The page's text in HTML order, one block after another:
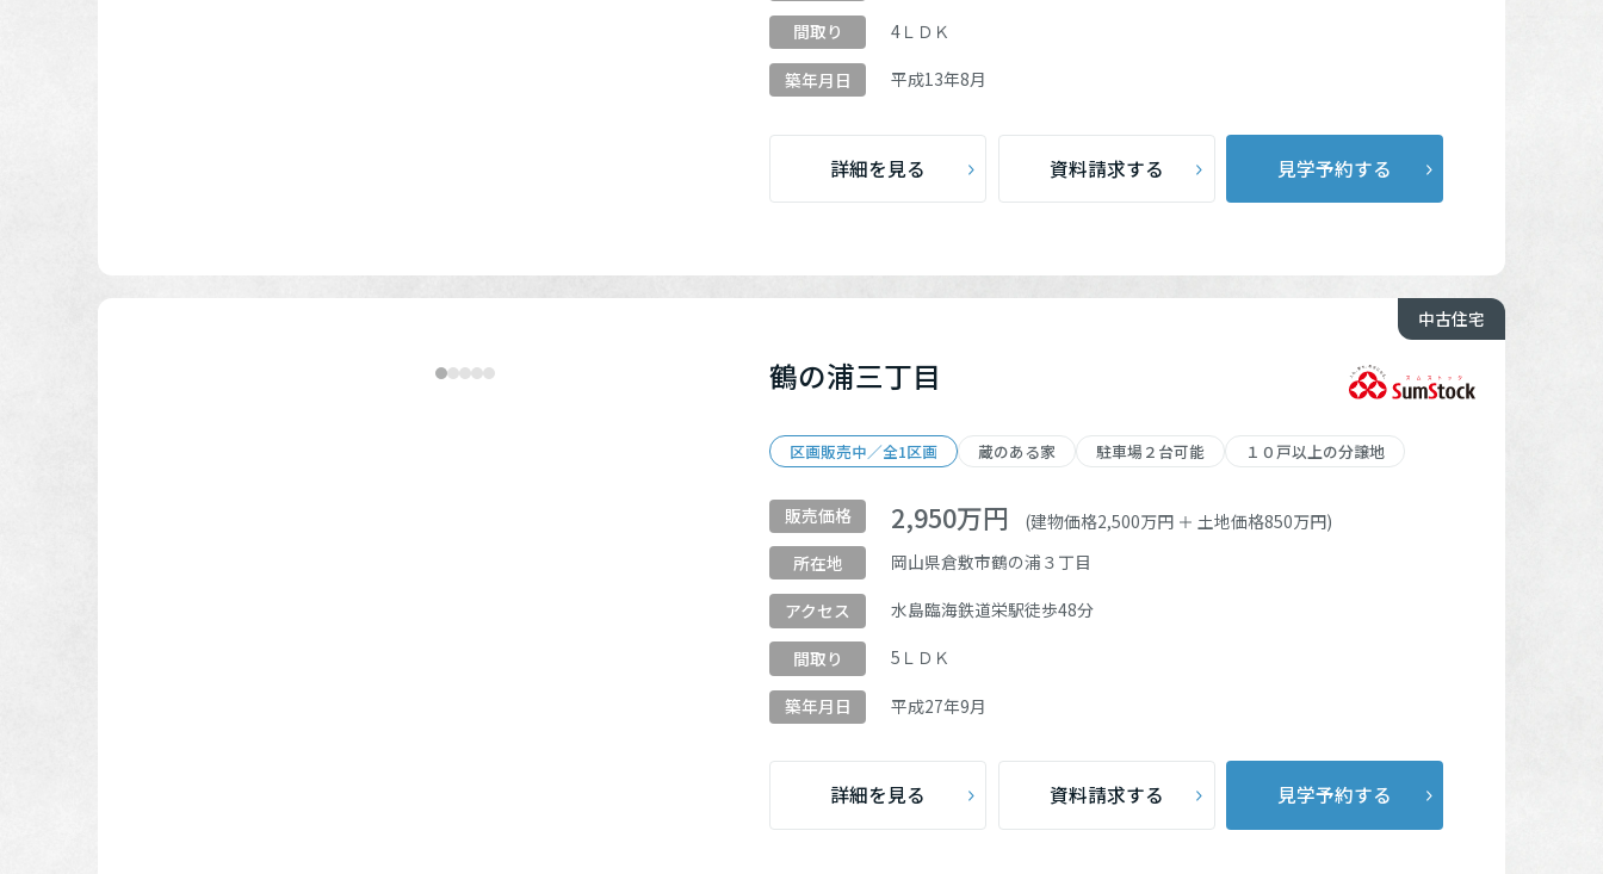
間取り 4ＬＤＫ
築年月日 平成13年8月
詳細を見る 資料請求する 見学予約する
中古住宅
鶴の浦三丁目
区画販売中／全1区画 蔵のある家 駐車場２台可能 １０戸以上の分譲地
販売価格 2,950万円 (建物価格2,500万円 ＋ 土地価格850万円)
所在地
岡山県倉敷市鶴の浦３丁目
アクセス 水島臨海鉄道栄駅徒歩48分
間取り 5ＬＤＫ
築年月日 平成27年9月
詳細を見る 資料請求する 見学予約する